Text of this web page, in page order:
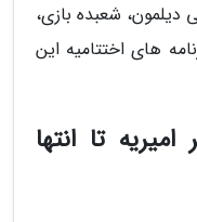
دیلمون، شعبده بازی،
های اختتامیه این
تا انتها